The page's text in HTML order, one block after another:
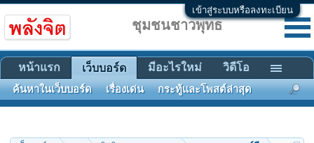
เข้าสู่ระบบหรือลงทะเบียน
ชุมชนชาวพุทธ
หน้าแรก เว็บบอร์ด
ค้นหาในเว็บบอร์ด เรื่องเด่น กระทู้และโพสต์ล่าสุด
มีอะไรใหม่ วิดีโอ